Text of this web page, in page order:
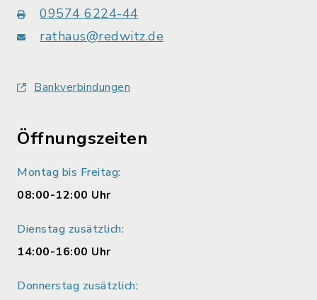
09574 6224-44
rathaus@redwitz.de
Bankverbindungen
Öffnungszeiten
Montag bis Freitag:
08:00-12:00 Uhr
Dienstag zusätzlich:
14:00-16:00 Uhr
Donnerstag zusätzlich: